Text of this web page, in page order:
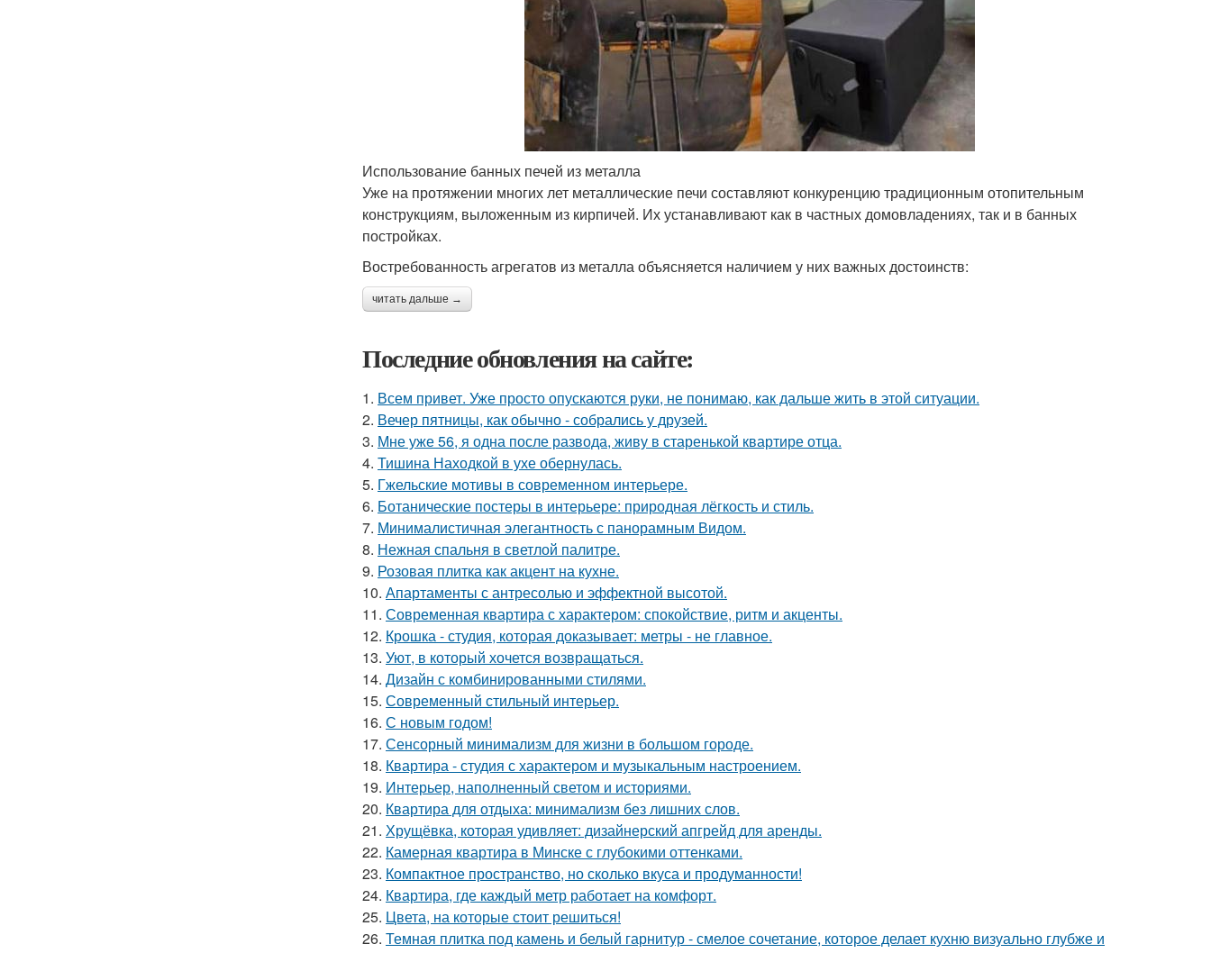
Использование банных печей из металла
Уже на протяжении многих лет металлические печи составляют конкуренцию традиционным отопительным
конструкциям, выложенным из кирпичей. Их устанавливают как в частных домовладениях, так и в банных
постройках.
Востребованность агрегатов из металла объясняется наличием у них важных достоинств:
читать дальше →
Последние обновления на сайте:
1. Всем привет. Уже просто опускаются руки, не понимаю, как дальше жить в этой ситуации.
2. Вечер пятницы, как обычно - собрались у друзей.
3. Мне уже 56, я одна после развода, живу в старенькой квартире отца.
4. Тишина Находкой в ухе обернулась.
5. Гжельские мотивы в современном интерьере.
6. Ботанические постеры в интерьере: природная лёгкость и стиль.
7. Минималистичная элегантность с панорамным Видом.
8. Нежная спальня в светлой палитре.
9. Розовая плитка как акцент на кухне.
10. Апартаменты с антресолью и эффектной высотой.
11. Современная квартира с характером: спокойствие, ритм и акценты.
12. Крошка - студия, которая доказывает: метры - не главное.
13. Уют, в который хочется возвращаться.
14. Дизайн с комбинированными стилями.
15. Современный стильный интерьер.
16. С новым годом!
17. Сенсорный минимализм для жизни в большом городе.
18. Квартира - студия с характером и музыкальным настроением.
19. Интерьер, наполненный светом и историями.
20. Квартира для отдыха: минимализм без лишних слов.
21. Хрущёвка, которая удивляет: дизайнерский апгрейд для аренды.
22. Камерная квартира в Минске с глубокими оттенками.
23. Компактное пространство, но сколько вкуса и продуманности!
24. Квартира, где каждый метр работает на комфорт.
25. Цвета, на которые стоит решиться!
26. Темная плитка под камень и белый гарнитур - смелое сочетание, которое делает кухню визуально глубже и